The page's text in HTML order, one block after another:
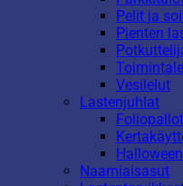
Pelit ja
Pienten
Vesilelut
Lastenjuhlat
Foliopallot
Halloween
Naamiaisasut